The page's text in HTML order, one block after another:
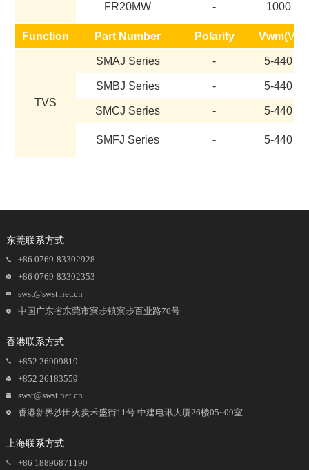
FR20MW - 1000
Function Part Number Polarity Vwm(V)
TVS
SMAJ Series - 5-440
SMBJ Series - 5-440
SMCJ Series - 5-440
SMFJ Series - 5-440
东莞联系方式
+86 0769-83302928
+86 0769-83302353
swst@swst.net.cn
中国广东省东莞市寮步镇寮步百业路70号
香港联系方式
+852 26909819
+852 26183559
swst@swst.net.cn
香港新界沙田火炭禾盛街11号 中建电讯大厦26楼05~09室
上海联系方式
+86 18896871190